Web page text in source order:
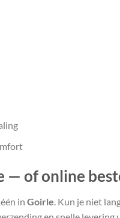
— of online
in Goirle . Kun je niet